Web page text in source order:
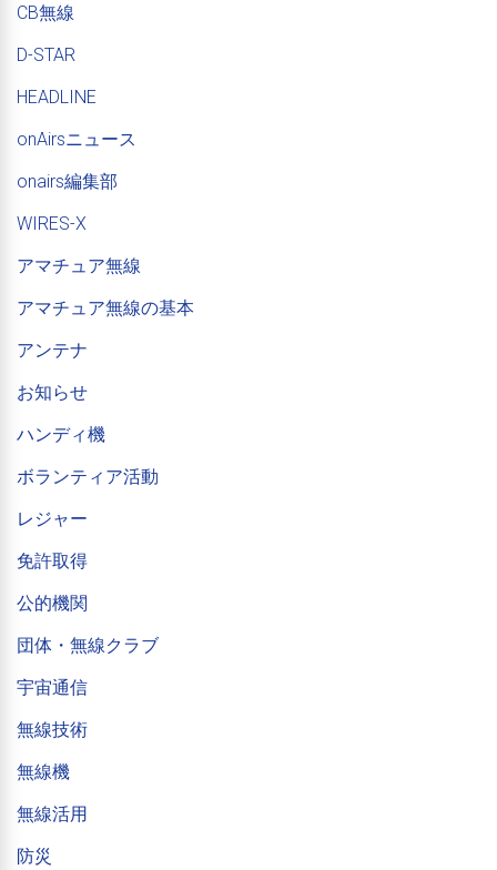
CB無線
D-STAR
HEADLINE
onAirsニュース
onairs編集部
WIRES-X
アマチュア無線
アマチュア無線の基本
アンテナ
お知らせ
ハンディ機
ボランティア活動
レジャー
免許取得
公的機関
団体・無線クラブ
宇宙通信
無線技術
無線機
無線活用
防災